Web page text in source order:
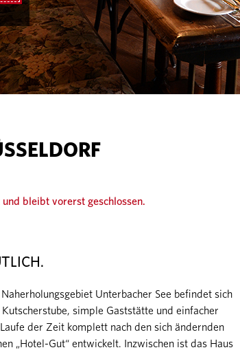
bleibt vorerst geschlossen.
Unterbacher See befindet sich
simple Gaststätte und einfacher
der Zeit komplett nach den sich ändernden
„Hotel-Gut“ entwickelt. Inzwischen ist das Haus